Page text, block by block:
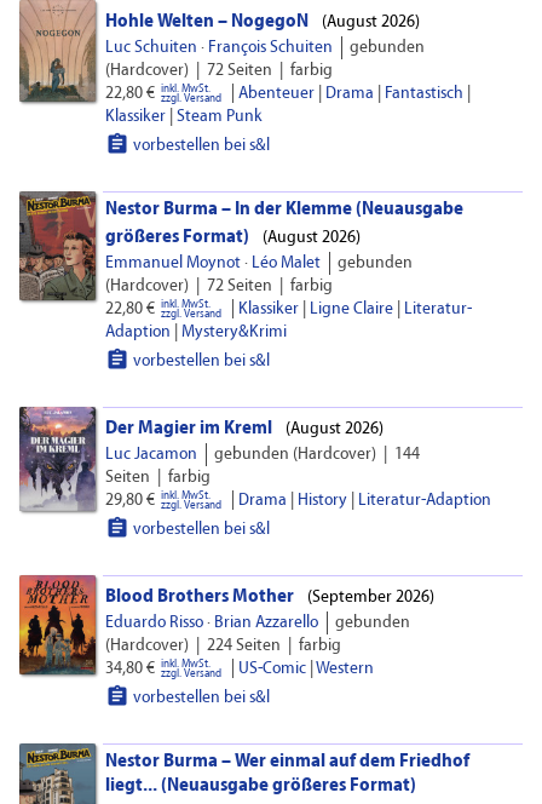
Hohle Welten – NogegoN (August 2026)
Luc Schuiten · François Schuiten
gebunden
(Hardcover)
72 Seiten
farbig
22,80 € inkl. MwSt.
zzgl. Versand |Abenteuer Drama Fantastisch
Klassiker |Steam Punk
 vorbestellen bei s&l
Nestor Burma – In der Klemme (Neuausgabe
größeres Format)
(August 2026)
Emmanuel Moynot · Léo Malet
gebunden
(Hardcover)
72 Seiten
farbig
22,80 € inkl. MwSt.
zzgl. Versand Klassiker Ligne Claire
Literatur-
Adaption |Mystery&Krimi
 vorbestellen bei s&l
Der Magier im Kreml (August 2026)
Luc Jacamon
gebunden (Hardcover)
144
Seiten
farbig
29,80 € inkl. MwSt.
zzgl. Versand Drama History Literatur-Adaption
 vorbestellen bei s&l
Blood Brothers Mother (September 2026)
Eduardo Risso · Brian Azzarello
gebunden
(Hardcover)
224 Seiten
farbig
34,80 € inkl. MwSt.
zzgl. Versand US-Comic |Western
 vorbestellen bei s&l
Nestor Burma – Wer einmal auf dem Friedhof
liegt... (Neuausgabe größeres Format)